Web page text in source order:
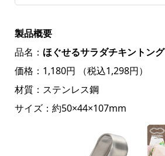
製品概要
品名： ほぐせるサラダチキントング
価格：1,180円 （税込1,298円）
材質：ステンレス鋼
サイズ：約50×44×107mm